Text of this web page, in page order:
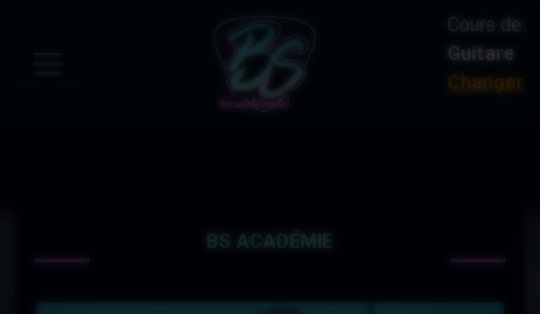
Cours de:
Guitare
Changer
BS ACADÉMIE